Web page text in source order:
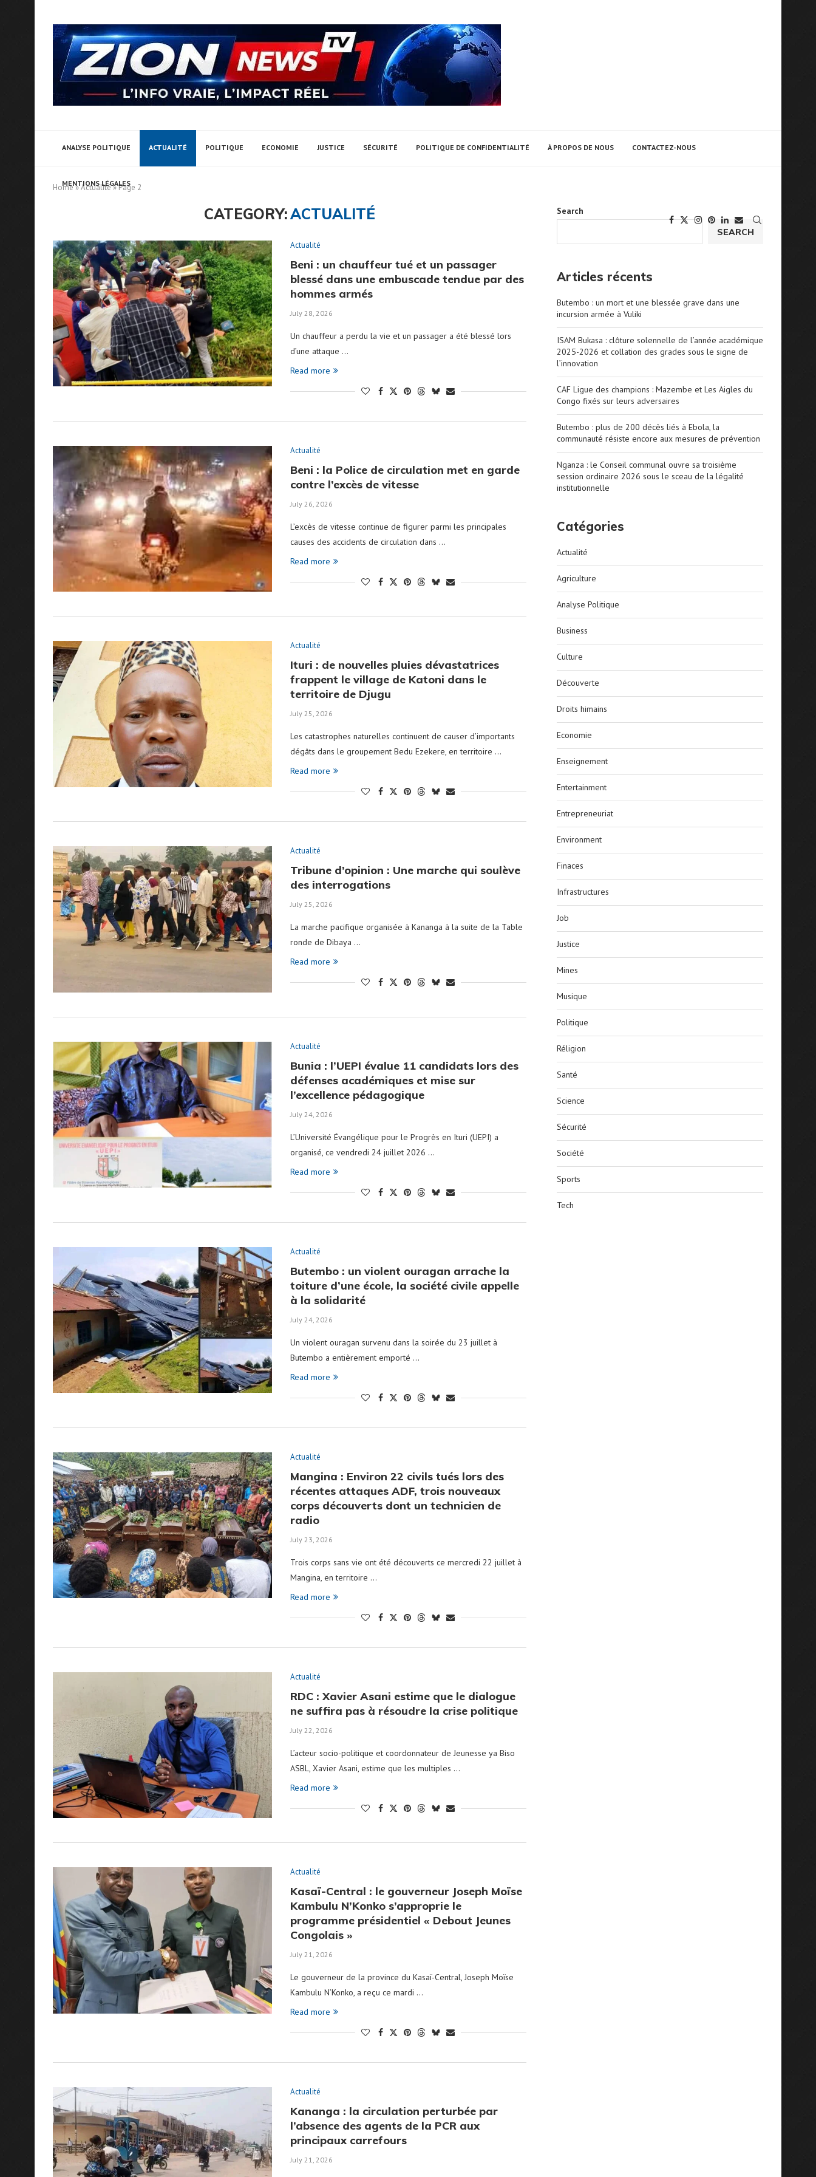
ANALYSE POLITIQUE ACTUALITÉ POLITIQUE ECONOMIE JUSTICE SÉCURITÉ POLITIQUE DE CONFIDENTIALITÉ À PROPOS DE NOUS CONTACTEZ-NOUS
MENTIONS LÉGALES
Home»Actualité»Page 2
CATEGORY:ACTUALITÉ
Actualité
Beni : un chauffeur tué et un passager
blessé dans une embuscade tendue par des
hommes armés
July 28, 2026
Un chauffeur a perdu la vie et un passager a été blessé lors
d’une attaque …
Read more
Actualité
Beni : la Police de circulation met en garde
contre l’excès de vitesse
July 26, 2026
L’excès de vitesse continue de figurer parmi les principales
causes des accidents de circulation dans …
Read more
Actualité
Ituri : de nouvelles pluies dévastatrices
frappent le village de Katoni dans le
territoire de Djugu
July 25, 2026
‎Les catastrophes naturelles continuent de causer d’importants
dégâts dans le groupement Bedu Ezekere, en territoire …
Read more
Actualité
Tribune d’opinion : Une marche qui soulève
des interrogations
July 25, 2026
La marche pacifique organisée à Kananga à la suite de la Table
ronde de Dibaya …
Read more
Actualité
Bunia : l’UEPI évalue 11 candidats lors des
défenses académiques et mise sur
l’excellence pédagogique
July 24, 2026
L’Université Évangélique pour le Progrès en Ituri (UEPI) a
organisé, ce vendredi 24 juillet 2026 …
Read more
Actualité
Butembo : un violent ouragan arrache la
toiture d’une école, la société civile appelle
à la solidarité
July 24, 2026
Un violent ouragan survenu dans la soirée du 23 juillet à
Butembo a entièrement emporté …
Read more
Actualité
Mangina : Environ 22 civils tués lors des
récentes attaques ADF, trois nouveaux
corps découverts dont un technicien de
radio
July 23, 2026
Trois corps sans vie ont été découverts ce mercredi 22 juillet à
Mangina, en territoire …
Read more
Actualité
RDC : Xavier Asani estime que le dialogue
ne suffira pas à résoudre la crise politique
July 22, 2026
‎L’acteur socio-politique et coordonnateur de Jeunesse ya Biso
ASBL, Xavier Asani, estime que les multiples …
Read more
Actualité
Kasaï-Central : le gouverneur Joseph Moïse
Kambulu N’Konko s’approprie le
programme présidentiel « Debout Jeunes
Congolais »
July 21, 2026
Le gouverneur de la province du Kasaï-Central, Joseph Moïse
Kambulu N’Konko, a reçu ce mardi …
Read more
Actualité
Kananga : la circulation perturbée par
l’absence des agents de la PCR aux
principaux carrefours
July 21, 2026
Search
SEARCH
Articles récents
Butembo : un mort et une blessée grave dans une
incursion armée à Vuliki
ISAM Bukasa : clôture solennelle de l’année académique
2025-2026 et collation des grades sous le signe de
l’innovation
CAF Ligue des champions : Mazembe et Les Aigles du
Congo fixés sur leurs adversaires
Butembo : plus de 200 décès liés à Ebola, la
communauté résiste encore aux mesures de prévention
Nganza : le Conseil communal ouvre sa troisième
session ordinaire 2026 sous le sceau de la légalité
institutionnelle
Catégories
Actualité
Agriculture
Analyse Politique
Business
Culture
Découverte
Droits himains
Economie
Enseignement
Entertainment
Entrepreneuriat
Environment
Finaces
Infrastructures
Job
Justice
Mines
Musique
Politique
Réligion
Santé
Science
Sécurité
Société
Sports
Tech